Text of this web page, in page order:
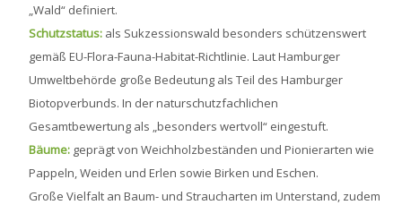
„Wald“ definiert.
Schutzstatus: als Sukzessionswald besonders schützenswert
gemäß EU-Flora-Fauna-Habitat-Richtlinie. Laut Hamburger
Umweltbehörde große Bedeutung als Teil des Hamburger
Biotopverbunds. In der naturschutzfachlichen
Gesamtbewertung als „besonders wertvoll“ eingestuft.
Bäume: geprägt von Weichholzbeständen und Pionierarten wie
Pappeln, Weiden und Erlen sowie Birken und Eschen.
Große Vielfalt an Baum- und Straucharten im Unterstand, zudem